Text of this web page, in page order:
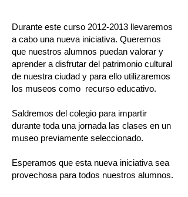
Durante este curso 2012-2013 llevaremos
a cabo una nueva iniciativa. Queremos
que nuestros alumnos puedan valorar y
aprender a disfrutar del patrimonio cultural
de nuestra ciudad y para ello utilizaremos
los museos como recurso educativo.
​Saldremos del colegio para impartir
durante toda una jornada las clases en un
museo previamente seleccionado.
Esperamos que esta nueva iniciativa sea
provechosa para todos nuestros alumnos.